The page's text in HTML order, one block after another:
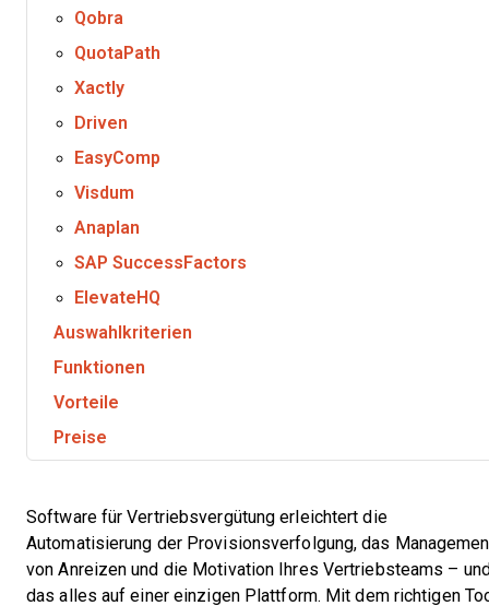
Qobra
QuotaPath
Xactly
Driven
EasyComp
Visdum
Anaplan
SAP SuccessFactors
ElevateHQ
Auswahlkriterien
Funktionen
Vorteile
Preise
Software für Vertriebsvergütung erleichtert die
Automatisierung der Provisionsverfolgung, das
von Anreizen und die Motivation Ihres Vertriebsteams –
das alles auf einer einzigen Plattform. Mit dem richtigen